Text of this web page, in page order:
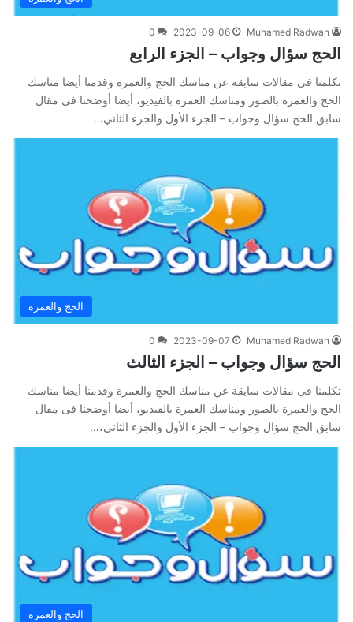
Muhamed Radwan
2023-09-06
0
الحج سؤال وجواب – الجزء الرابع
تكلمنا فى مقالات سابقة عن مناسك الحج والعمرة وقدمنا أيضا مناسك
الحج والعمرة بالصور ومناسك العمرة بالفيديو، أيضا أوضحنا فى مقال
سابق الحج سؤال وجواب – الجزء الأول والجزء الثاني…
الحج والعمرة
Muhamed Radwan
2023-09-07
0
الحج سؤال وجواب – الجزء الثالث
تكلمنا فى مقالات سابقة عن مناسك الحج والعمرة وقدمنا أيضا مناسك
الحج والعمرة بالصور ومناسك العمرة بالفيديو، أيضا أوضحنا فى مقال
سابق الحج سؤال وجواب – الجزء الأول والجزء الثاني،…
الحج والعمرة